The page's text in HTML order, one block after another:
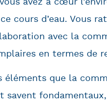
avez à cœur
cours d’eau. Vous
avec la
en termes de
éléments que la
savent